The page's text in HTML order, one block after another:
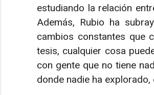
estudiando la relación
Además, Rubio ha
cambios constantes que
tesis, cualquier cosa
con gente que no tiene
donde nadie ha